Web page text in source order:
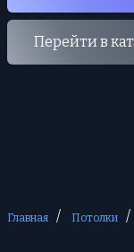
Перейти в
Главная / Потолки /